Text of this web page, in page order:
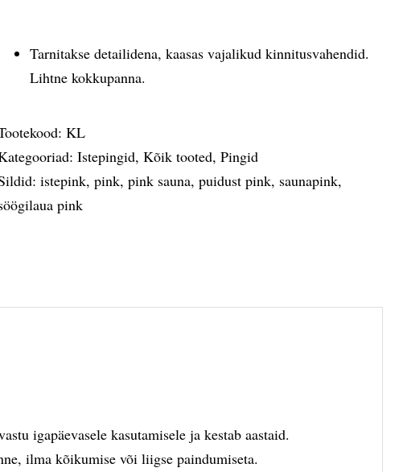
Tarnitakse detailidena, kaasas vajalikud kinnitusvahendid.
Lihtne kokkupanna.
KL
Istepingid,Kõik tooted,Pingid
istepink,pink,pink sauna,puidust pink, saunapink,
pink
igapäevasele kasutamisele ja kestab aastaid.
ilma kõikumise või liigse paindumiseta.